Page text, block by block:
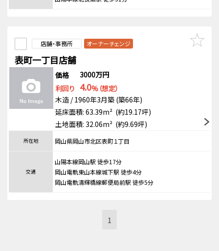
店舗・事務所 オーナーチェンジ
表町一丁目店舗
価格
3000万円
利回り 4.0%（想定）
木造 / 1960年3月築 (築66年)
延床面積: 63.39m² (約19.17坪)
土地面積: 32.06m² (約9.69坪)
所在地 岡山県岡山市北区表町１丁目
交通
山陽本線岡山駅 徒歩17分
岡山電軌東山本線城下駅 徒歩4分
岡山電軌清輝橋線郵便局前駅 徒歩5分
1